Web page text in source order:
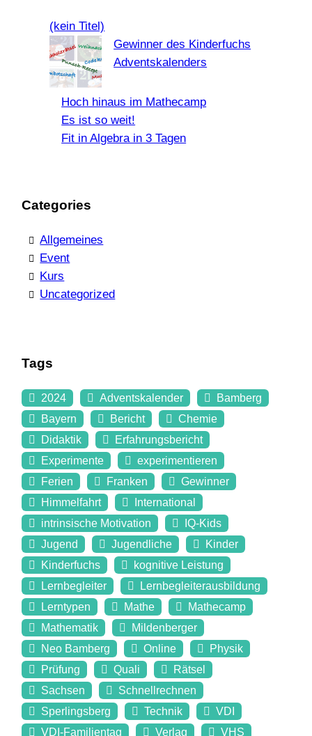
(kein Titel)
Gewinner des Kinderfuchs
Adventskalenders
Hoch hinaus im Mathecamp
Es ist so weit!
Fit in Algebra in 3 Tagen
Categories
Allgemeines
Event
Kurs
Uncategorized
Tags
2024 Adventskalender
Bamberg
Bayern
Bericht
Chemie
Didaktik
Erfahrungsbericht
Experimente
experimentieren
Ferien
Franken
Gewinner
Himmelfahrt
International
intrinsische Motivation
IQ-Kids
Jugend
Jugendliche
Kinder
Kinderfuchs
kognitive Leistung
Lernbegleiter
Lernbegleiterausbildung
Lerntypen
Mathe
Mathecamp
Mathematik
Mildenberger
Neo Bamberg
Online
Physik
Prüfung
Quali
Rätsel
Sachsen
Schnellrechnen
Sperlingsberg
Technik
VDI
VDI-Familientag
Verlag VHS